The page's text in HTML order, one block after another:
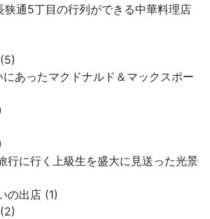
狭通5丁目の行列ができる中華料理店
あったマクドナルド＆マックスポー
行に行く上級生を盛大に見送った光景
の出店 (1)